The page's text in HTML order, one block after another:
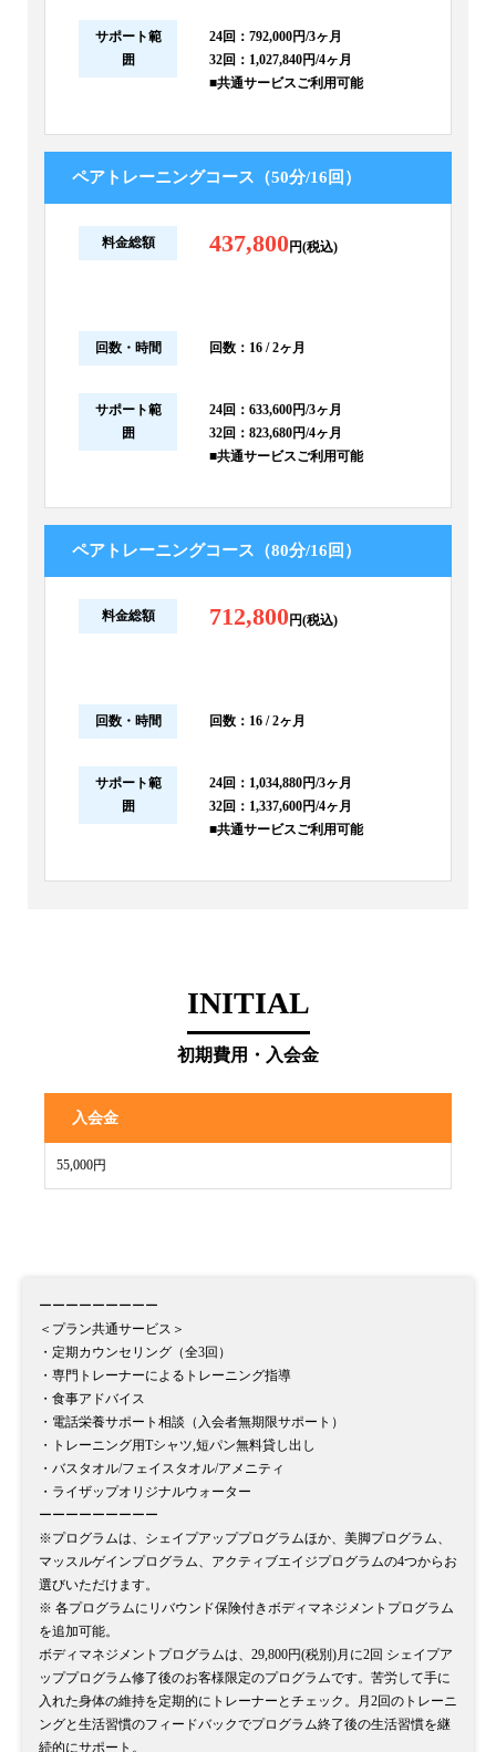
サポート範
囲
24回：792,000円/3ヶ月
32回：1,027,840円/4ヶ月
■共通サービスご利用可能
ペアトレーニングコース（50分/16回）
料金総額 437,800円(税込)
回数・時間 回数：16 / 2ヶ月
サポート範
囲
24回：633,600円/3ヶ月
32回：823,680円/4ヶ月
■共通サービスご利用可能
ペアトレーニングコース（80分/16回）
料金総額 712,800円(税込)
回数・時間 回数：16 / 2ヶ月
サポート範
囲
24回：1,034,880円/3ヶ月
32回：1,337,600円/4ヶ月
■共通サービスご利用可能
INITIAL
初期費用・入会金
入会金
55,000円
ーーーーーーーーー
＜プラン共通サービス＞
・定期カウンセリング（全3回）
・専門トレーナーによるトレーニング指導
・食事アドバイス
・電話栄養サポート相談（入会者無期限サポート）
・トレーニング用Tシャツ,短パン無料貸し出し
・バスタオル/フェイスタオル/アメニティ
・ライザップオリジナルウォーター
ーーーーーーーーー
※プログラムは、シェイプアッププログラムほか、美脚プログラム、
マッスルゲインプログラム、アクティブエイジプログラムの4つからお
選びいただけます。
※ 各プログラムにリバウンド保険付きボディマネジメントプログラム
を追加可能。
ボディマネジメントプログラムは、29,800円(税別)月に2回 シェイプア
ッププログラム修了後のお客様限定のプログラムです。苦労して手に
入れた身体の維持を定期的にトレーナーとチェック。月2回のトレーニ
ングと生活習慣のフィードバックでプログラム終了後の生活習慣を継
続的にサポート。